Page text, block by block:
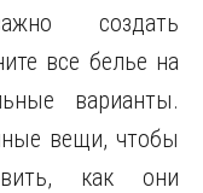
создать
все белье на
варианты.
вещи, чтобы
как они